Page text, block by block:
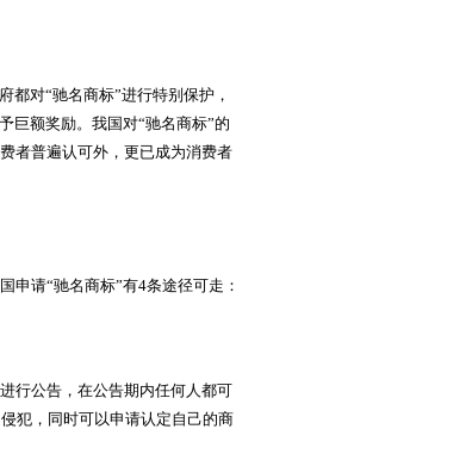
对“驰名商标”进行特别保护，
巨额奖励。我国对“驰名商标”的
者普遍认可外，更已成为消费者
请“驰名商标”有4条途径可走：
行公告，在公告期内任何人都可
犯，同时可以申请认定自己的商